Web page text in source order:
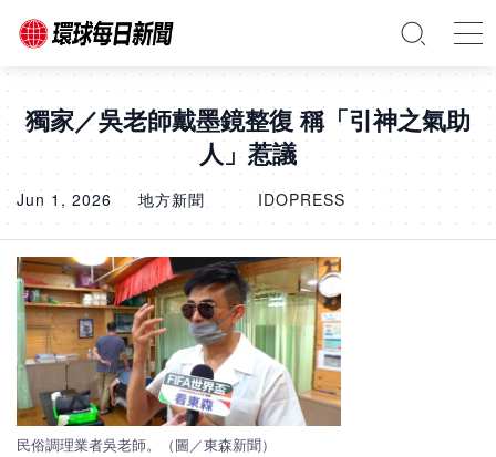
獨家／吳老師戴墨鏡整復 稱「引神之氣助
人」惹議
Jun 1, 2026 地方新聞 IDOPRESS
民俗調理業者吳老師。（圖／東森新聞）